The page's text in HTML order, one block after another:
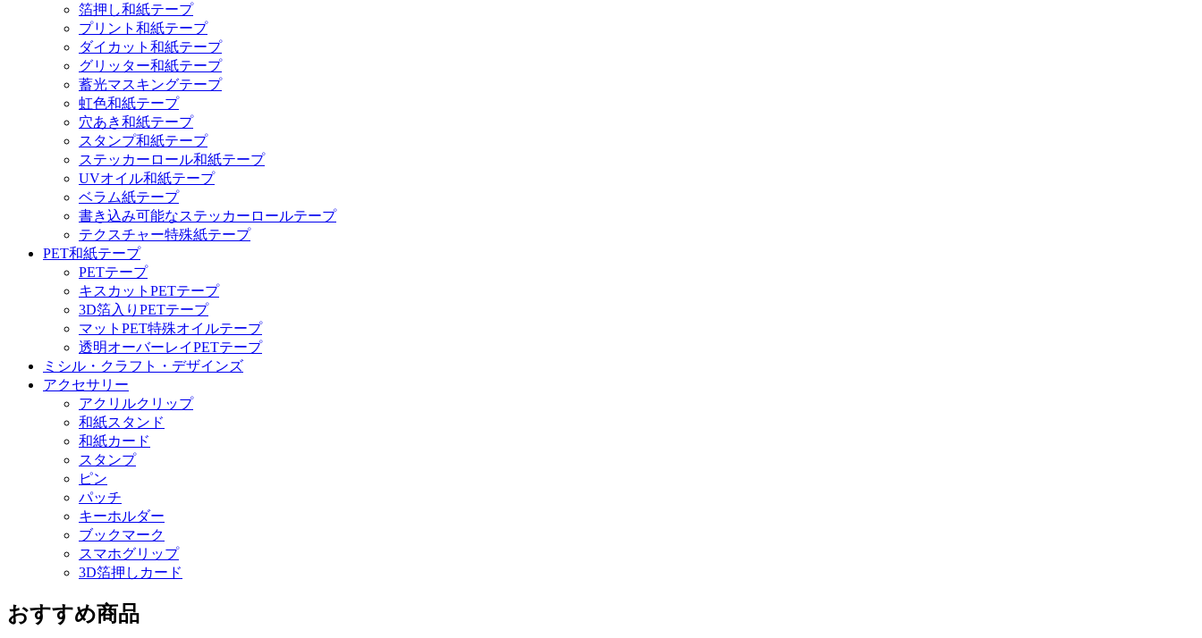
箔押し和紙テープ
プリント和紙テープ
ダイカット和紙テープ
グリッター和紙テープ
蓄光マスキングテープ
虹色和紙テープ
穴あき和紙テープ
スタンプ和紙テープ
ステッカーロール和紙テープ
UVオイル和紙テープ
ベラム紙テープ
書き込み可能なステッカーロールテープ
テクスチャー特殊紙テープ
PET和紙テープ
PETテープ
キスカットPETテープ
3D箔入りPETテープ
マットPET特殊オイルテープ
透明オーバーレイPETテープ
ミシル・クラフト・デザインズ
アクセサリー
アクリルクリップ
和紙スタンド
和紙カード
スタンプ
ピン
パッチ
キーホルダー
ブックマーク
スマホグリップ
3D箔押しカード
おすすめ商品